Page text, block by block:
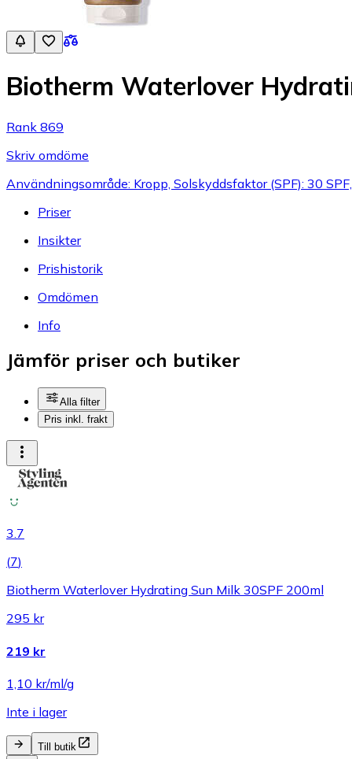
Biotherm Waterlover
Rank 869
Skriv omdöme
Användningsområde: Kropp, Solskyddsfaktor (SPF): 30
Priser
Insikter
Prishistorik
Omdömen
Info
Jämför priser och butiker
Alla filter
Pris inkl. frakt
3.7
(7)
Biotherm Waterlover Hydrating Sun Milk 30SPF 200ml
295 kr
219 kr
1,10 kr/ml/g
Inte i lager
Till butik